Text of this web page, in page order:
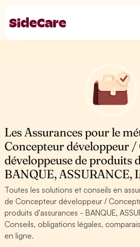
Les Assurances pour le
Concepteur développeur
développeuse de produits
BANQUE, ASSURANCE,
Toutes les solutions et conseils en
de Concepteur développeur /
produits d'assurances - BANQUE,
Conseils, obligations légales,
en ligne.